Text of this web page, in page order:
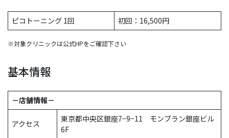
ピコトーニング 1回 初回：16,500円
※対象クリニックは公式HPをご確認下さい
基本情報
－店舗情報－
アクセス
東京都中央区銀座7−9−11 モンブラン銀座ビル
6F